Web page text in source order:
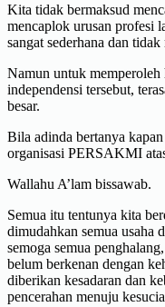
Kita tidak bermaksud
mencaplok urusan profesi
sangat sederhana dan
Namun untuk memperoleh
independensi tersebut,
besar.
Bila adinda bertanya
organisasi PERSAKMI
Wallahu A’lam bissawab.
Semua itu tentunya kita
dimudahkan semua usaha
semoga semua
belum berkenan dengan
diberikan kesadaran dan
pencerahan menuju